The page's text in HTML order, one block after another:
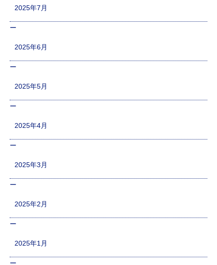
2025年7月
2025年6月
2025年5月
2025年4月
2025年3月
2025年2月
2025年1月